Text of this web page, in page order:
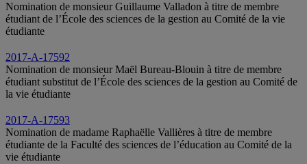
Nomination de monsieur Guillaume Valladon à titre de membre
étudiant de l’École des sciences de la gestion au Comité de la vie
étudiante
2017-A-17592
Nomination de monsieur Maël Bureau-Blouin à titre de membre
étudiant substitut de l’École des sciences de la gestion au Comité de
la vie étudiante
2017-A-17593
Nomination de madame Raphaëlle Vallières à titre de membre
étudiante de la Faculté des sciences de l’éducation au Comité de la
vie étudiante